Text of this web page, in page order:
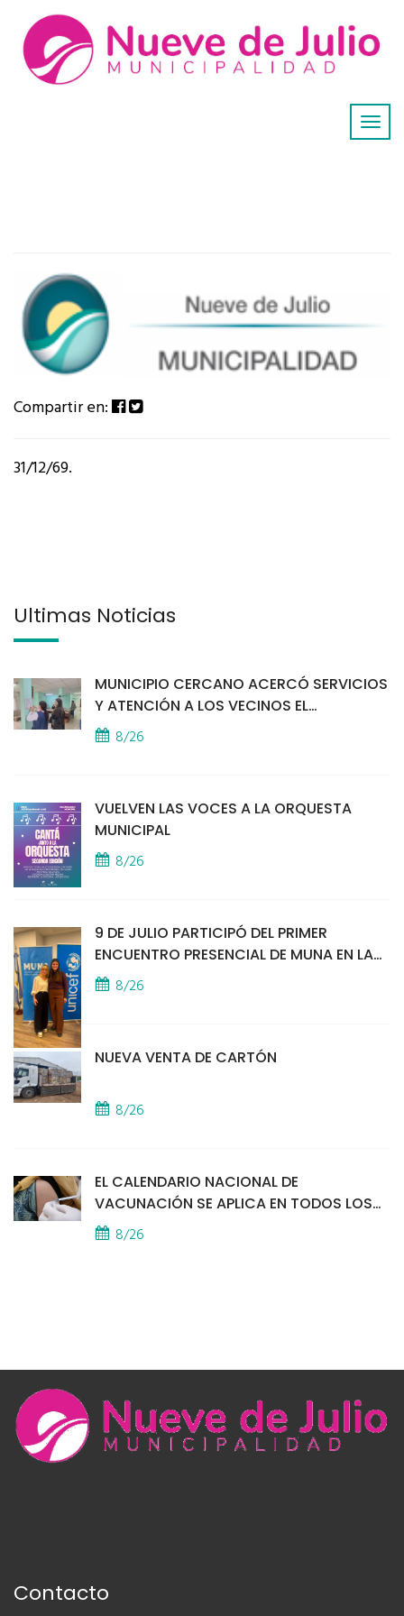
Compartir en:
31/12/69.
Últimas Noticias
MUNICIPIO CERCANO ACERCÓ SERVICIOS
Y ATENCIÓN A LOS VECINOS EL
PROVINCIAL
8/26
VUELVEN LAS VOCES A LA ORQUESTA
MUNICIPAL
8/26
9 DE JULIO PARTICIPÓ DEL PRIMER
ENCUENTRO PRESENCIAL DE MUNA EN LA
SEDE DE UNICEF
8/26
NUEVA VENTA DE CARTÓN
8/26
EL CALENDARIO NACIONAL DE
VACUNACIÓN SE APLICA EN TODOS LOS
CAPS
8/26
Contacto